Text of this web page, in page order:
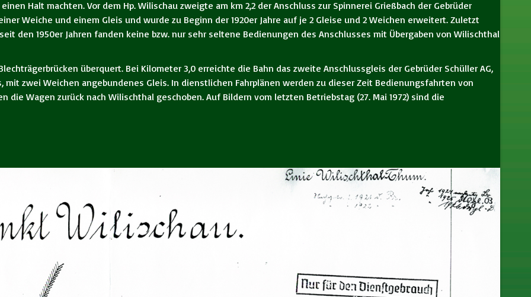
Halt machten. Vor dem Hp. Wilischau zweigte am km 2,2 der Anschluss zur Spinnerei Grießbach der Gebrüder
Weiche und einem Gleis und wurde zu Beginn der 1920er Jahre auf je 2 Gleise und 2 Weichen erweitert. Zuletzt
den 1950er Jahren fanden keine bzw. nur sehr seltene Bedienungen des Anschlusses mit Übergaben von Wilischthal
überquert. Bei Kilometer 3,0 erreichte die Bahn das zweite Anschlussgleis der Gebrüder Schüller AG,
mit zwei Weichen angebundenes Gleis. In dienstlichen Fahrplänen werden zu dieser Zeit Bedienungsfahrten von
die Wagen zurück nach Wilischthal geschoben. Auf Bildern vom letzten Betriebstag (27. Mai 1972) sind die